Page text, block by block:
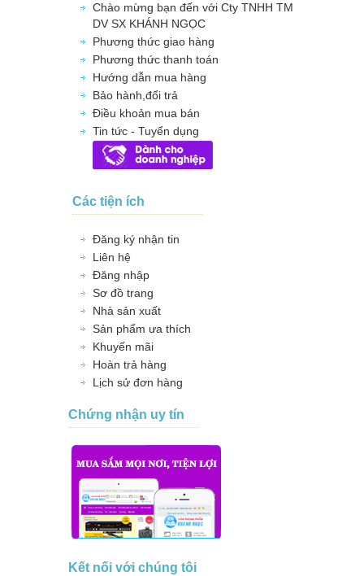
Chào mừng bạn đến với Cty TNHH TM
DV SX KHÁNH NGỌC
Phương thức giao hàng
Phương thức thanh toán
Hướng dẫn mua hàng
Bảo hành,đổi trả
Điều khoản mua bán
Tin tức - Tuyển dụng
Các tiện ích
Đăng ký nhận tin
Liên hệ
Đăng nhập
Sơ đồ trang
Nhà sản xuất
Sản phẩm ưa thích
Khuyến mãi
Hoàn trả hàng
Lịch sử đơn hàng
Chứng nhận uy tín
Kết nối với chúng tôi